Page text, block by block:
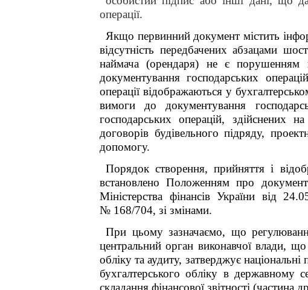
операції.
Якщо первинний документ містить
відсутність передбачених абзацами
наймача (орендаря) не є
документування господарських
операції відображаються у
вимоги до документування
господарських операцій, здійснених
договорів будівельного підряду,
допомогу.
Порядок створення, прийняття і
встановлено Положенням про
Міністерства фінансів України від
№ 168/704, зі змінами.
При цьому зазначаємо, що регулювання
центральний орган виконавчої влади,
обліку та аудиту, затверджує
бухгалтерського обліку в державному
складання фінансової звітності